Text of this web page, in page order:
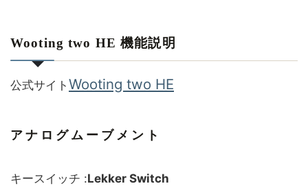
Wooting two HE 機能説明
公式サイト Wooting two HE
アナログムーブメント
キースイッチ :Lekker Switch